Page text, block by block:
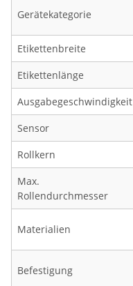
Gerätekategorie
Etikettenbreite
Etikettenlänge
Ausgabegeschwindigkeit
Sensor
Rollkern
Max.
Rollendurchmesser
Materialien
Befestigung